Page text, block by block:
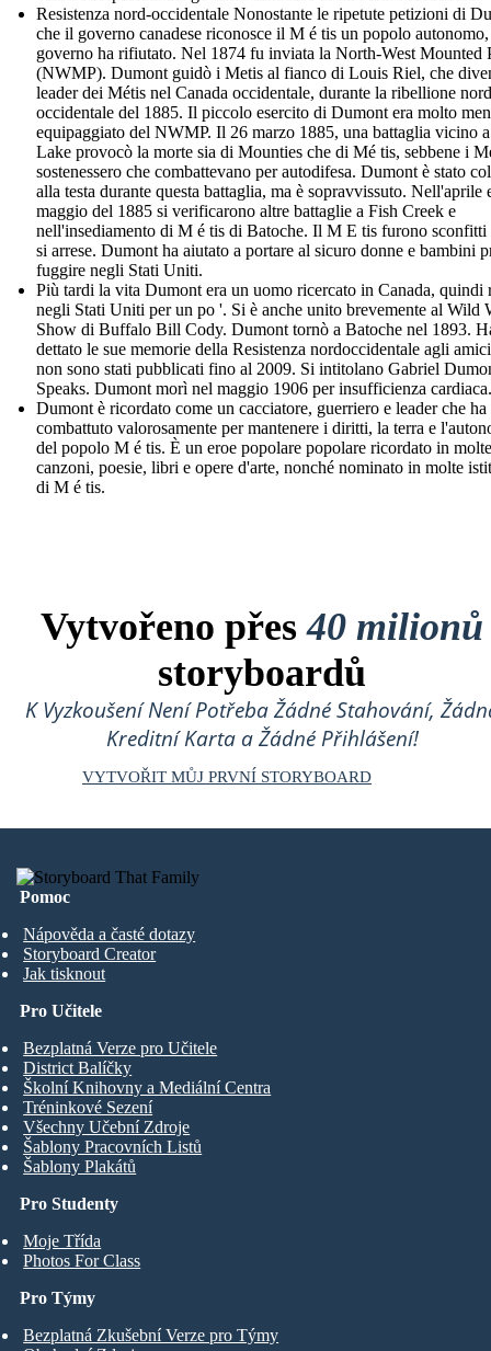
Resistenza nord-occidentale Nonostante le ripetute petizioni di
che il governo canadese riconosce il M é tis un popolo
governo ha rifiutato. Nel 1874 fu inviata la North-West Mounted
(NWMP). Dumont guidò i Metis al fianco di Louis Riel, che
leader dei Métis nel Canada occidentale, durante la ribellione
occidentale del 1885. Il piccolo esercito di Dumont era molto
equipaggiato del NWMP. Il 26 marzo 1885, una battaglia vicino
Lake provocò la morte sia di Mounties che di Mé tis, sebbene i
sostenessero che combattevano per autodifesa. Dumont è stato
alla testa durante questa battaglia, ma è sopravvissuto. Nell'aprile
maggio del 1885 si verificarono altre battaglie a Fish Creek e
nell'insediamento di M é tis di Batoche. Il M E tis furono sconfitti
si arrese. Dumont ha aiutato a portare al sicuro donne e bambini
fuggire negli Stati Uniti.
Più tardi la vita Dumont era un uomo ricercato in Canada, quindi
negli Stati Uniti per un po '. Si è anche unito brevemente al Wild
Show di Buffalo Bill Cody. Dumont tornò a Batoche nel 1893.
dettato le sue memorie della Resistenza nordoccidentale agli
non sono stati pubblicati fino al 2009. Si intitolano Gabriel
Speaks. Dumont morì nel maggio 1906 per insufficienza cardiaca.
Dumont è ricordato come un cacciatore, guerriero e leader che ha
combattuto valorosamente per mantenere i diritti, la terra e
del popolo M é tis. È un eroe popolare popolare ricordato in molte
canzoni, poesie, libri e opere d'arte, nonché nominato in molte
di M é tis.
Vytvořeno přes40 milionů
storyboardů
K Vyzkoušení Není Potřeba Žádné Stahování,
Kreditní Karta a Žádné Přihlášení!
VYTVOŘIT MŮJ PRVNÍ STORYBOARD
Pomoc
Nápověda a časté dotazy
Storyboard Creator
Jak tisknout
Pro Studenty
Moje Třída
Photos For Class
Pro Učitele
Bezplatná Verze pro Učitele
District Balíčky
Školní Knihovny a Mediální Centra
Tréninkové Sezení
Všechny Učební Zdroje
Šablony Pracovních Listů
Šablony Plakátů
Pro Týmy
Bezplatná Zkušební Verze pro Týmy